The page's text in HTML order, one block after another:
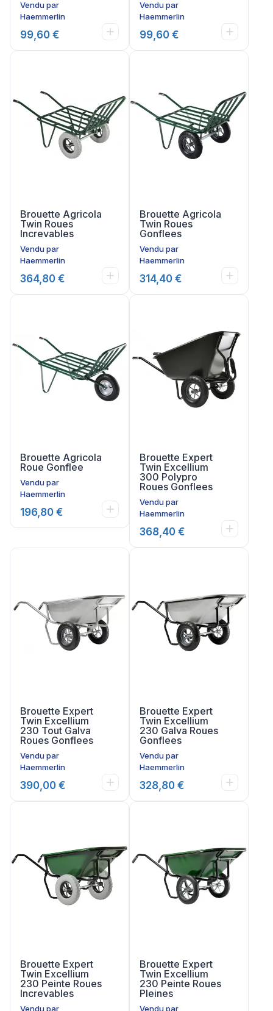
Vendu par
Haemmerlin
99,60 €
Vendu par
Haemmerlin
99,60 €
Brouette Agricola
Twin Roues
Increvables
Vendu par
Haemmerlin
364,80 €
Brouette Agricola
Twin Roues
Gonflees
Vendu par
Haemmerlin
314,40 €
Brouette Agricola
Roue Gonflee
Vendu par
Haemmerlin
196,80 €
Brouette Expert
Twin Excellium
300 Polypro
Roues Gonflees
Vendu par
Haemmerlin
368,40 €
Brouette Expert
Twin Excellium
230 Tout Galva
Roues Gonflees
Vendu par
Haemmerlin
390,00 €
Brouette Expert
Twin Excellium
230 Galva Roues
Gonflees
Vendu par
Haemmerlin
328,80 €
Brouette Expert
Twin Excellium
230 Peinte Roues
Increvables
Vendu par
Brouette Expert
Twin Excellium
230 Peinte Roues
Pleines
Vendu par